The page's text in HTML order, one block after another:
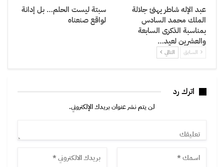
عبد الإله شاطر يهنئ جلالة
الملك محمد السادس
بمناسبة الذكرى السابعة
والعشرين لعيد…
سبتة ليست الحلم… بل إدانة
لواقع صنعناه
السابق التالي
اترك رد
لن يتم نشر عنوان بريدك الإلكتروني.